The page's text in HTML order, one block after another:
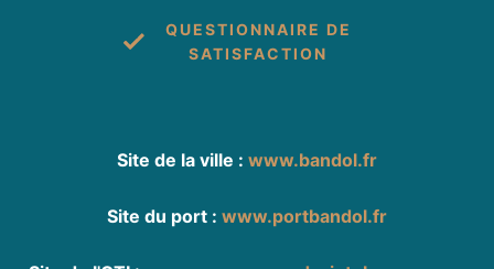
QUESTIONNAIRE DE
SATISFACTION
Site de la ville : www.bandol.fr
Site du port : www.portbandol.fr